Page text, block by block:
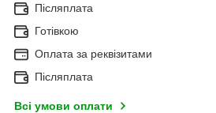
Післяплата
Готівкою
Оплата за реквізитами
Післяплата
Всі умови оплати